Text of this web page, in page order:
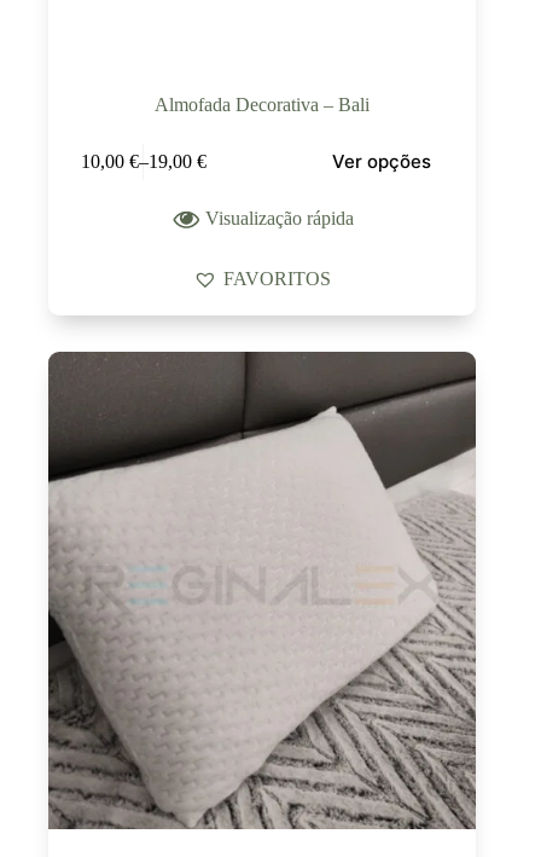
Almofada Decorativa – Bali
10,00 €–19,00 € Ver opções
Visualização rápida
FAVORITOS